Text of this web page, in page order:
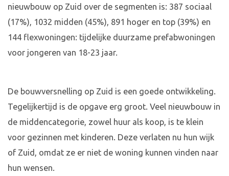
nieuwbouw op Zuid over de segmenten is: 387 sociaal
(17%), 1032 midden (45%), 891 hoger en top (39%) en
144 flexwoningen: tijdelijke duurzame prefabwoningen
voor jongeren van 18-23 jaar.
De bouwversnelling op Zuid is een goede ontwikkeling.
Tegelijkertijd is de opgave erg groot. Veel nieuwbouw in
de middencategorie, zowel huur als koop, is te klein
voor gezinnen met kinderen. Deze verlaten nu hun wijk
of Zuid, omdat ze er niet de woning kunnen vinden naar
hun wensen.